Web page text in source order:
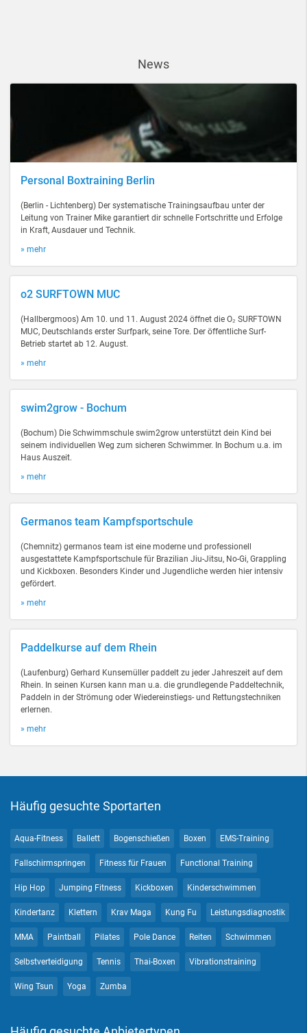
News
Personal Boxtraining Berlin
(Berlin - Lichtenberg) Der systematische Trainingsaufbau unter der
Leitung von Trainer Mike garantiert dir schnelle Fortschritte und Erfolge
in Kraft, Ausdauer und Technik.
» mehr
o2 SURFTOWN MUC
(Hallbergmoos) Am 10. und 11. August 2024 öffnet die O₂ SURFTOWN
MUC, Deutschlands erster Surfpark, seine Tore. Der öffentliche Surf-
Betrieb startet ab 12. August.
» mehr
swim2grow - Bochum
(Bochum) Die Schwimmschule swim2grow unterstützt dein Kind bei
seinem individuellen Weg zum sicheren Schwimmer. In Bochum u.a. im
Haus Auszeit.
» mehr
Germanos team Kampfsportschule
(Chemnitz) germanos team ist eine moderne und professionell
ausgestattete Kampfsportschule für Brazilian Jiu-Jitsu, No-Gi, Grappling
und Kickboxen. Besonders Kinder und Jugendliche werden hier intensiv
gefördert.
» mehr
Paddelkurse auf dem Rhein
(Laufenburg) Gerhard Kunsemüller paddelt zu jeder Jahreszeit auf dem
Rhein. In seinen Kursen kann man u.a. die grundlegende Paddeltechnik,
Paddeln in der Strömung oder Wiedereinstiegs- und Rettungstechniken
erlernen.
» mehr
Häufig gesuchte Sportarten
Aqua-Fitness Ballett Bogenschießen Boxen EMS-Training
Fallschirmspringen Fitness für Frauen Functional Training
Hip Hop Jumping Fitness Kickboxen Kinderschwimmen
Kindertanz Klettern Krav Maga Kung Fu Leistungsdiagnostik
MMA Paintball Pilates Pole Dance Reiten Schwimmen
Selbstverteidigung Tennis Thai-Boxen Vibrationstraining
Wing Tsun Yoga Zumba